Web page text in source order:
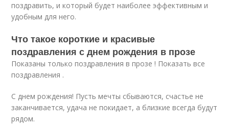
поздравить, и который будет наиболее эффективным и
удобным для него.
Что такое короткие и красивые
поздравления с днем рождения в прозе
Показаны только поздравления в прозе ! Показать все
поздравления .
С днем рождения! Пусть мечты сбываются, счастье не
заканчивается, удача не покидает, а близкие всегда будут
рядом.